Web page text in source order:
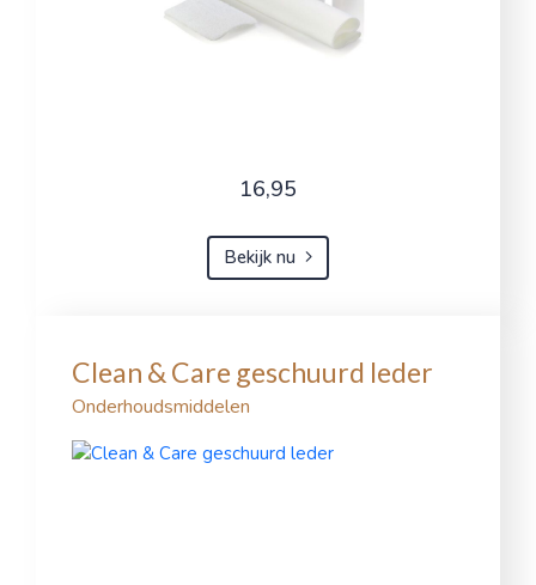
16,95
Bekijk nu
Clean & Care geschuurd leder
Onderhoudsmiddelen